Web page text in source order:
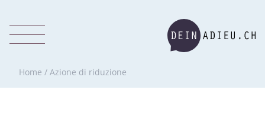
Home / Azione di riduzione